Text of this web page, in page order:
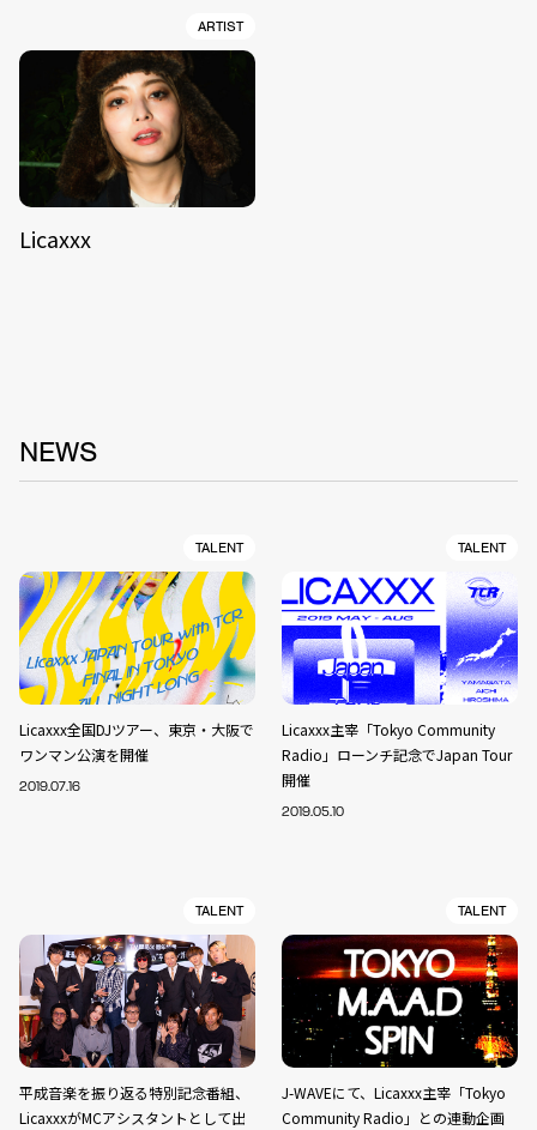
ARTIST
Licaxxx
NEWS
TALENT
Licaxxx全国DJツアー、東京・大阪で
ワンマン公演を開催
2019.07.16
TALENT
Licaxxx主宰「Tokyo Community
Radio」ローンチ記念でJapan Tour
開催
2019.05.10
TALENT
平成音楽を振り返る特別記念番組、
LicaxxxがMCアシスタントとして出
TALENT
J-WAVEにて、Licaxxx主宰「Tokyo
Community Radio」との連動企画